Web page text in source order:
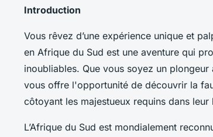
meilleurs spots
sous-marine
du Sud?
Introduction
Vous rêvez d’une expérience unique et
en Afrique du Sud est une aventure qui
inoubliables. Que vous soyez un
vous offre l'opportunité de découvrir la
côtoyant les majestueux requins dans leur
L’Afrique du Sud est mondialement